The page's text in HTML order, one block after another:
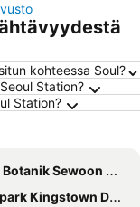
kohteessa Soul?
Station?
Station?
Sewoon Myeongdong
Kingstown Dongdaemun